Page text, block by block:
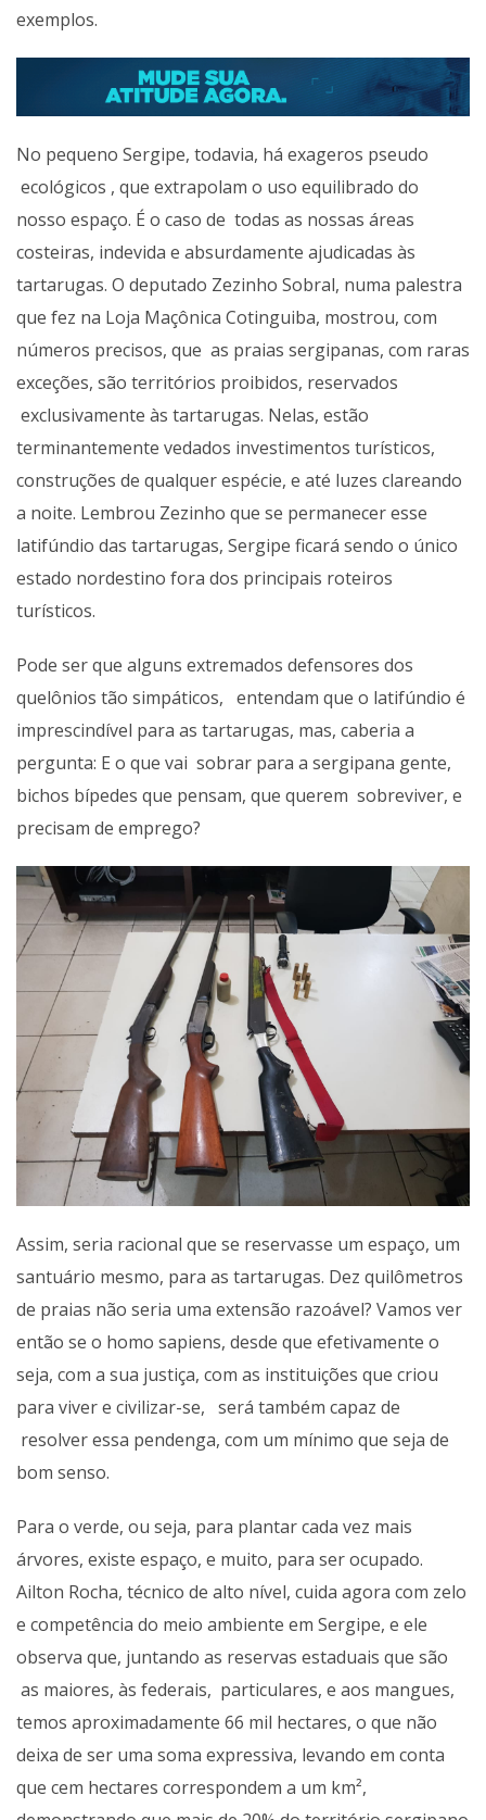
exemplos.
No pequeno Sergipe, todavia, há exageros pseudo
ecológicos , que extrapolam o uso equilibrado do
nosso espaço. É o caso de todas as nossas áreas
costeiras, indevida e absurdamente ajudicadas às
tartarugas. O deputado Zezinho Sobral, numa palestra
que fez na Loja Maçônica Cotinguiba, mostrou, com
números precisos, que as praias sergipanas, com raras
exceções, são territórios proibidos, reservados
exclusivamente às tartarugas. Nelas, estão
terminantemente vedados investimentos turísticos,
construções de qualquer espécie, e até luzes clareando
a noite. Lembrou Zezinho que se permanecer esse
latifúndio das tartarugas, Sergipe ficará sendo o único
estado nordestino fora dos principais roteiros
turísticos.
Pode ser que alguns extremados defensores dos
quelônios tão simpáticos, entendam que o latifúndio é
imprescindível para as tartarugas, mas, caberia a
pergunta: E o que vai sobrar para a sergipana gente,
bichos bípedes que pensam, que querem sobreviver, e
precisam de emprego?
Assim, seria racional que se reservasse um espaço, um
santuário mesmo, para as tartarugas. Dez quilômetros
de praias não seria uma extensão razoável? Vamos ver
então se o homo sapiens, desde que efetivamente o
seja, com a sua justiça, com as instituições que criou
para viver e civilizar-se, será também capaz de
resolver essa pendenga, com um mínimo que seja de
bom senso.
Para o verde, ou seja, para plantar cada vez mais
árvores, existe espaço, e muito, para ser ocupado.
Ailton Rocha, técnico de alto nível, cuida agora com zelo
e competência do meio ambiente em Sergipe, e ele
observa que, juntando as reservas estaduais que são
as maiores, às federais, particulares, e aos mangues,
temos aproximadamente 66 mil hectares, o que não
deixa de ser uma soma expressiva, levando em conta
que cem hectares correspondem a um km²,